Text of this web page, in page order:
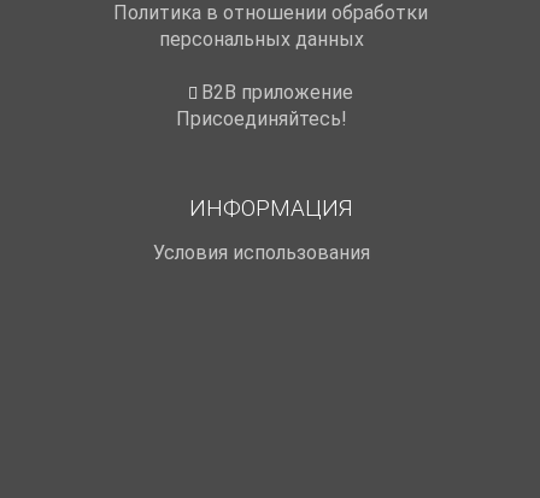
Политика в отношении обработки
персональных данных
B2B приложение
Присоединяйтесь!
ИНФОРМАЦИЯ
Условия использования